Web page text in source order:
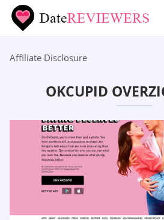
Affiliate Disclosure
OKCUPID